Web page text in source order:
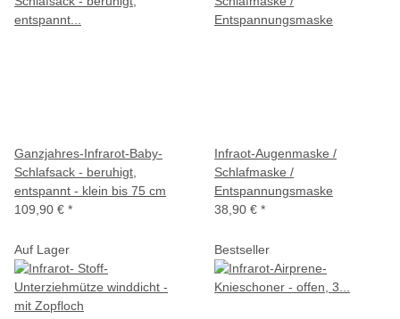
Ganzjahres-Infrarot-Baby-
Schlafsack - beruhigt,
entspannt - klein bis 75 cm
109,90 € *
Infraot-Augenmaske /
Schlafmaske /
Entspannungsmaske
38,90 € *
Auf Lager Bestseller